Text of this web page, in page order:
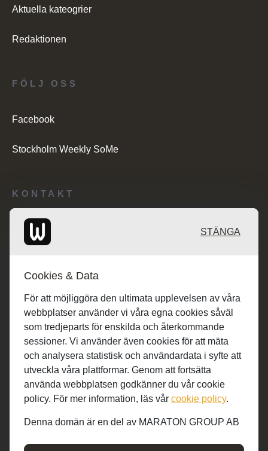
Aktuella kateogrier
Redaktionen
KONTAKT
Redaktionen: desk@maratongroup.com
FÖLJ OSS
Facebook
Stockholm Weekly SoMe
STÄNGA
Cookies & Data
För att möjliggöra den ultimata upplevelsen av våra
webbplatser använder vi våra egna cookies såväl
som tredjeparts för enskilda och återkommande
sessioner. Vi använder även cookies för att mäta
och analysera statistisk och användardata i syfte att
utveckla våra plattformar. Genom att fortsätta
använda webbplatsen godkänner du vår cookie
policy. För mer information, läs vår cookie policy.
Denna domän är en del av MARATON GROUP AB